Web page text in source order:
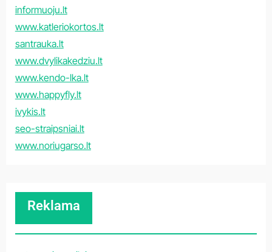
informuoju.lt
www.katleriokortos.lt
santrauka.lt
www.dvylikakedziu.lt
www.kendo-lka.lt
www.happyfly.lt
ivykis.lt
seo-straipsniai.lt
www.noriugarso.lt
Reklama